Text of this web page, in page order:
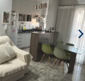
morar em uma
Piracicaba Esta
reúne praticidade,
localização
rotina em
Consultoria de
anos no mercado
e planejada -
gabinete e box de
funcionais e prontos
com elevador
DO
com piscina para